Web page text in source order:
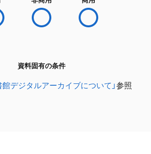
資料固有の条件
館デジタルアーカイブについて」参照